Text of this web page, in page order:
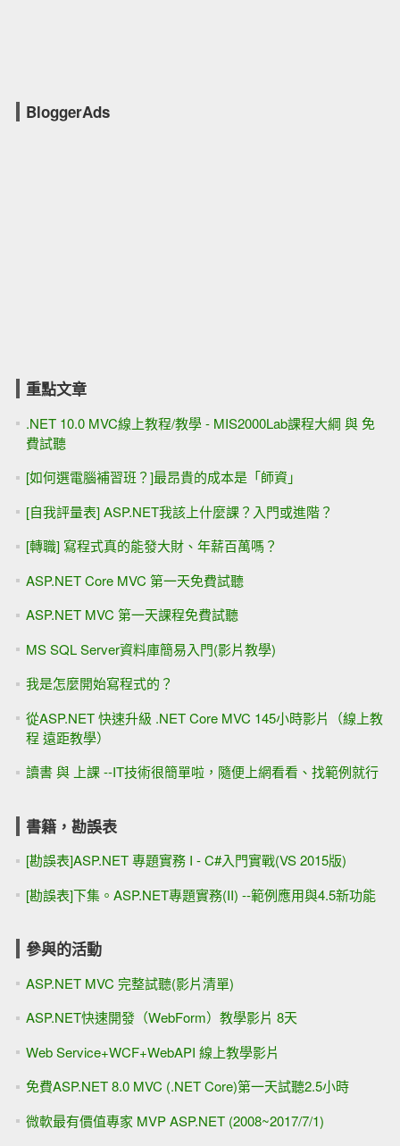
BloggerAds
重點文章
.NET 10.0 MVC線上教程/教學 - MIS2000Lab課程大綱 與 免
費試聽
[如何選電腦補習班？]最昂貴的成本是「師資」
[自我評量表] ASP.NET我該上什麼課？入門或進階？
[轉職] 寫程式真的能發大財、年薪百萬嗎？
ASP.NET Core MVC 第一天免費試聽
ASP.NET MVC 第一天課程免費試聽
MS SQL Server資料庫簡易入門(影片教學)
我是怎麼開始寫程式的？
從ASP.NET 快速升級 .NET Core MVC 145小時影片（線上教
程 遠距教學）
讀書 與 上課 --IT技術很簡單啦，隨便上網看看、找範例就行
書籍，勘誤表
[勘誤表]ASP.NET 專題實務 I - C#入門實戰(VS 2015版)
[勘誤表]下集。ASP.NET專題實務(II) --範例應用與4.5新功能
參與的活動
ASP.NET MVC 完整試聽(影片清單)
ASP.NET快速開發（WebForm）教學影片 8天
Web Service+WCF+WebAPI 線上教學影片
免費ASP.NET 8.0 MVC (.NET Core)第一天試聽2.5小時
微軟最有價值專家 MVP ASP.NET (2008~2017/7/1)